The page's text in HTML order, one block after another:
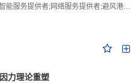
提供者;网络服务提供者;避风港规则;版权责任
力理论重塑